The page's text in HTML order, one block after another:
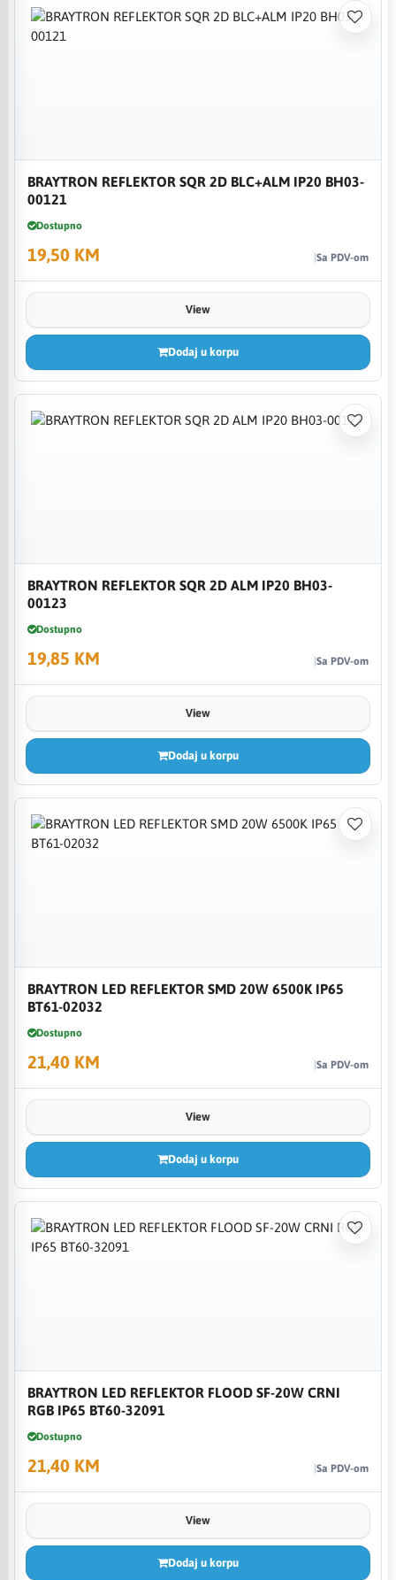
BRAYTRON REFLEKTOR SQR 2D BLC+ALM IP20 BH03-
00121
Dostupno
19,50 KM Sa PDV-om
View
Dodaj u korpu
BRAYTRON REFLEKTOR SQR 2D ALM IP20 BH03-
00123
Dostupno
19,85 KM Sa PDV-om
View
Dodaj u korpu
BRAYTRON LED REFLEKTOR SMD 20W 6500K IP65
BT61-02032
Dostupno
21,40 KM Sa PDV-om
View
Dodaj u korpu
BRAYTRON LED REFLEKTOR FLOOD SF-20W CRNI
RGB IP65 BT60-32091
Dostupno
21,40 KM Sa PDV-om
View
Dodaj u korpu